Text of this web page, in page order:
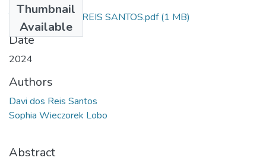
Thumbnail
Available
TCC - DAVI DOS REIS SANTOS.pdf(1 MB)
Date
2024
Authors
Davi dos Reis Santos
Sophia Wieczorek Lobo
Abstract